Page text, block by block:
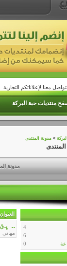
معنا لإعلاناتكم التجارية
منتديات حبة البركة
> مدونة المنتدى
مدونة
العنوان
..
مهاتي
4
6
0